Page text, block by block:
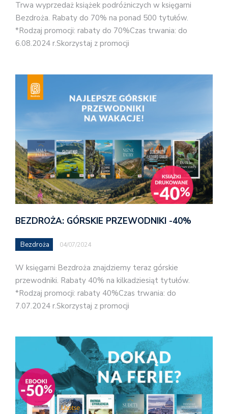
Trwa wyprzedaż książek podróżniczych w księgarni
Bezdroża. Rabaty do 70% na ponad 500 tytułów.
*Rodzaj promocji: rabaty do 70%Czas trwania: do
6.08.2024 r.Skorzystaj z promocji
BEZDROŻA: GÓRSKIE PRZEWODNIKI -40%
Bezdroża 04/07/2024
W księgarni Bezdroża znajdziemy teraz górskie
przewodniki. Rabaty 40% na kilkadziesiąt tytułów.
*Rodzaj promocji: rabaty 40%Czas trwania: do
7.07.2024 r.Skorzystaj z promocji